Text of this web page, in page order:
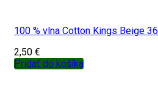
100 % vlna Cotton Kings Beige 36
2,50 €
Pridať do košíka